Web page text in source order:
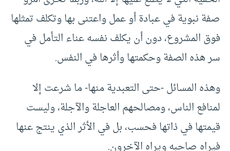
صفة نبوية في عبادة أو عمل واعتنى بها وتكلف تمثلها
فوق المشروع، دون أن يكلف نفسه عناء التأمل في
سر هذه الصفة وحكمتها وأثرها في النفس.
وهذه المسائل -حتى التعبدية منها- ما شرعت إلا
لمنافع الناس، ومصالحهم العاجلة والآجلة، وليست
قيمتها في ذاتها فحسب، بل في الأثر الذي ينتج عنها
فيراه صاحبه ويراه الآخرون.